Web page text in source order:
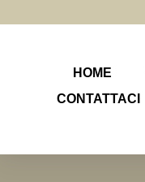
HOME
CONTATTACI